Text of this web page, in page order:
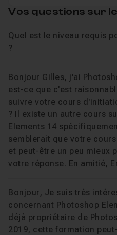
Vos questions sur
Quel est le niveau requis
?
Bonjour Gilles, j'ai
est-ce que c'est
suivre votre cours
? Il existe un autre cours
Elements 14
semblerait que votre
et peut-être un peu mieux
votre réponse. En amitié,
Bonjour, Je suis très
concernant Photoshop
déjà propriétaire de
2019, cette formation